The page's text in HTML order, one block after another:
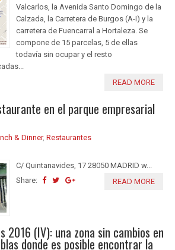
Valcarlos, la Avenida Santo Domingo de la
Calzada, la Carretera de Burgos (A-I) y la
carretera de Fuencarral a Hortaleza. Se
compone de 15 parcelas, 5 de ellas
todavía sin ocupar y el resto
READ MORE
en el parque empresarial
& Dinner, Restaurantes
C/ Quintanavides, 17 28050 MADRID w...
Share:
READ MORE
2016 (IV): una zona sin cambios en
donde es posible encontrar la